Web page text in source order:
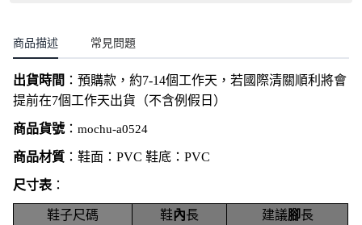
商品描述 常見問題
出貨時間 ： 預購款，約7-14個工作天，若國際清關順利將會
提前在7個工作天出貨（不含例假日）
商品貨號： mochu-a0524
商品材質 ：鞋面：PVC 鞋底： PVC
尺寸表 ：
鞋子尺碼 鞋內長 建議腳長